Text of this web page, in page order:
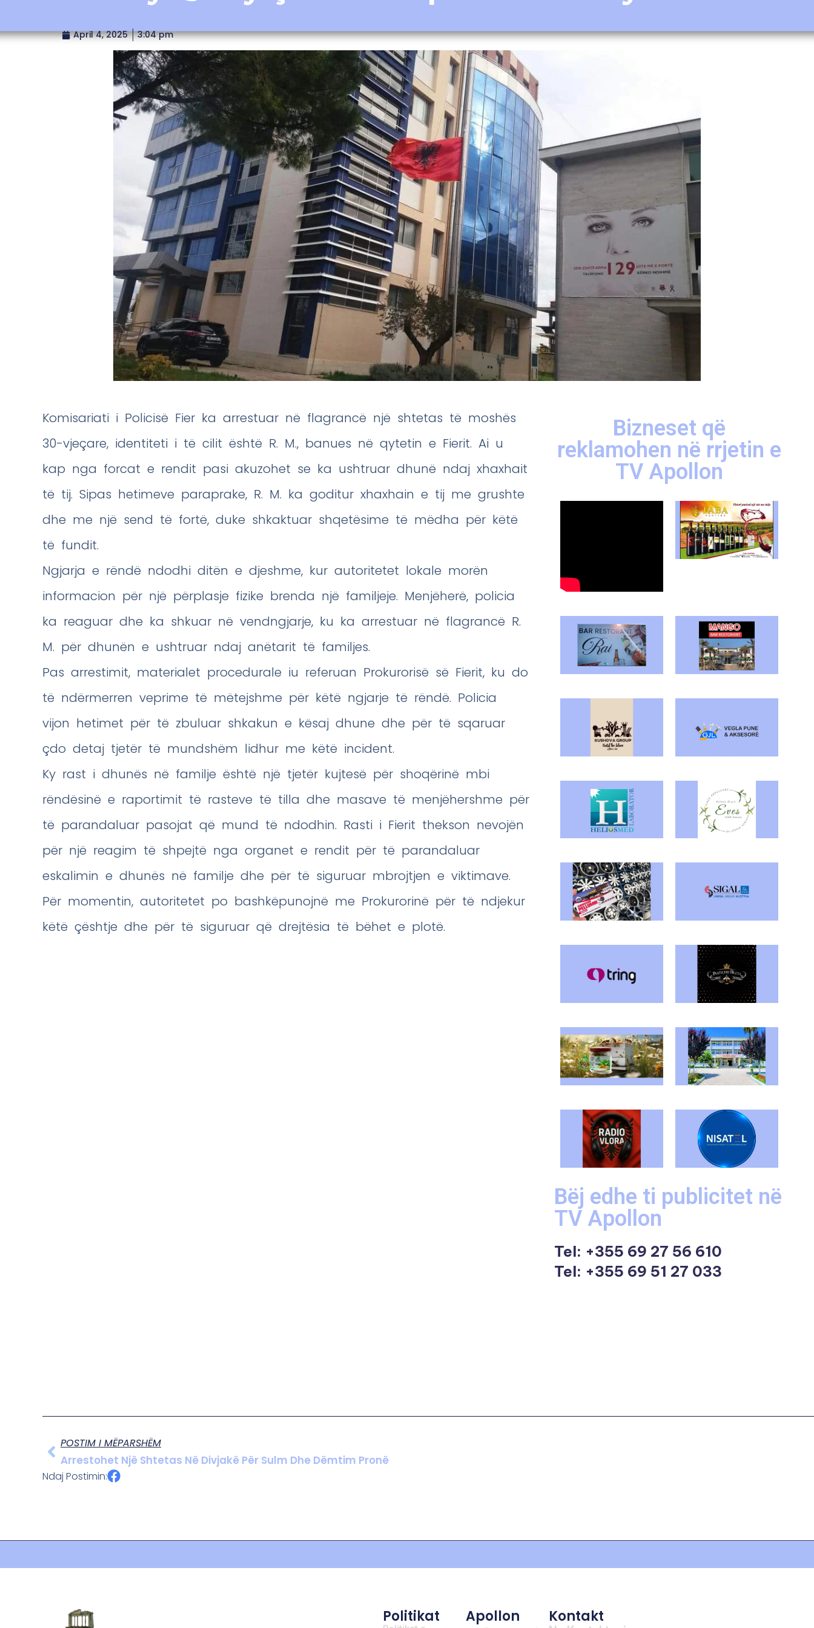
April 4, 2025 3:04 pm
Komisariati i Policisë Fier ka arrestuar në flagrancë një shtetas të moshës
30-vjeçare, identiteti i të cilit është R. M., banues në qytetin e Fierit. Ai u
kap nga forcat e rendit pasi akuzohet se ka ushtruar dhunë ndaj xhaxhait
të tij. Sipas hetimeve paraprake, R. M. ka goditur xhaxhain e tij me grushte
dhe me një send të fortë, duke shkaktuar shqetësime të mëdha për këtë
të fundit.
Ngjarja e rëndë ndodhi ditën e djeshme, kur autoritetet lokale morën
informacion për një përplasje fizike brenda një familjeje. Menjëherë, policia
ka reaguar dhe ka shkuar në vendngjarje, ku ka arrestuar në flagrancë R.
M. për dhunën e ushtruar ndaj anëtarit të familjes.
Pas arrestimit, materialet procedurale iu referuan Prokurorisë së Fierit, ku do
të ndërmerren veprime të mëtejshme për këtë ngjarje të rëndë. Policia
vijon hetimet për të zbuluar shkakun e kësaj dhune dhe për të sqaruar
çdo detaj tjetër të mundshëm lidhur me këtë incident.
Ky rast i dhunës në familje është një tjetër kujtesë për shoqërinë mbi
rëndësinë e raportimit të rasteve të tilla dhe masave të menjëhershme për
të parandaluar pasojat që mund të ndodhin. Rasti i Fierit thekson nevojën
për një reagim të shpejtë nga organet e rendit për të parandaluar
eskalimin e dhunës në familje dhe për të siguruar mbrojtjen e viktimave.
Për momentin, autoritetet po bashkëpunojnë me Prokurorinë për të ndjekur
këtë çështje dhe për të siguruar që drejtësia të bëhet e plotë.
Bizneset që
reklamohen në rrjetin e
TV Apollon
Bëj edhe ti publicitet në
TV Apollon
Tel: +355 69 27 56 610
Tel: +355 69 51 27 033
POSTIM I MËPARSHËM
Arrestohet Një Shtetas Në Divjakë Për Sulm Dhe Dëmtim Pronë
Ndaj Postimin:
Politikat Apollon Kontakt